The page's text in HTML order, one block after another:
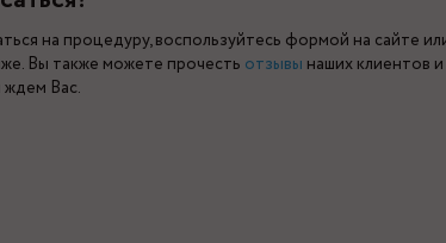
на процедуру, воспользуйтесь формой на сайте
Вы также можете прочесть отзывы наших клиентов
Вас.